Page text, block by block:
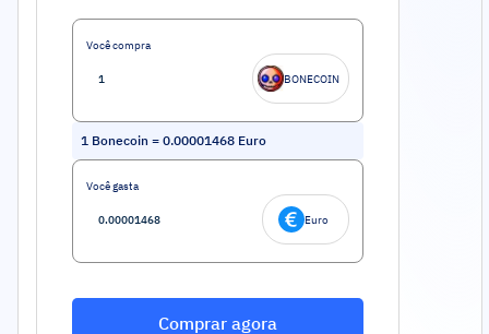
Você compra
BONECOIN
1 Bonecoin = 0.00001468 Euro
Você gasta
Euro
Comprar agora